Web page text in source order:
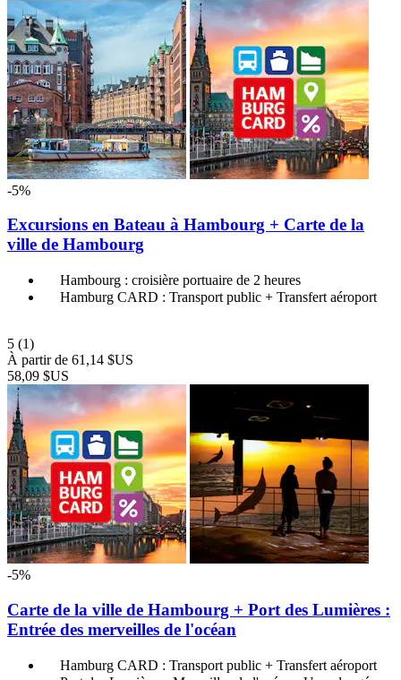
-5%
Excursions en Bateau à Hambourg + Carte de la
ville de Hambourg
Hambourg : croisière portuaire de 2 heures
Hamburg CARD : Transport public + Transfert aéroport
5 (1)
À partir de 61,14 $US
58,09 $US
-5%
Carte de la ville de Hambourg + Port des Lumières :
Entrée des merveilles de l'océan
Hamburg CARD : Transport public + Transfert aéroport